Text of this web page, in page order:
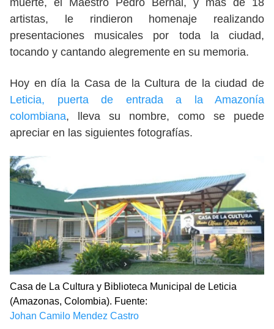
artistas, le rindieron homenaje realizando
presentaciones musicales por toda la ciudad,
tocando y cantando alegremente en su memoria.
Hoy en día la Casa de la Cultura de la ciudad de
Leticia, puerta de entrada a la Amazonía
colombiana, lleva su nombre, como se puede
apreciar en las siguientes fotografías.
Casa de La Cultura y Biblioteca Municipal de Leticia
(Amazonas, Colombia). Fuente:
Johan Camilo Mendez Castro